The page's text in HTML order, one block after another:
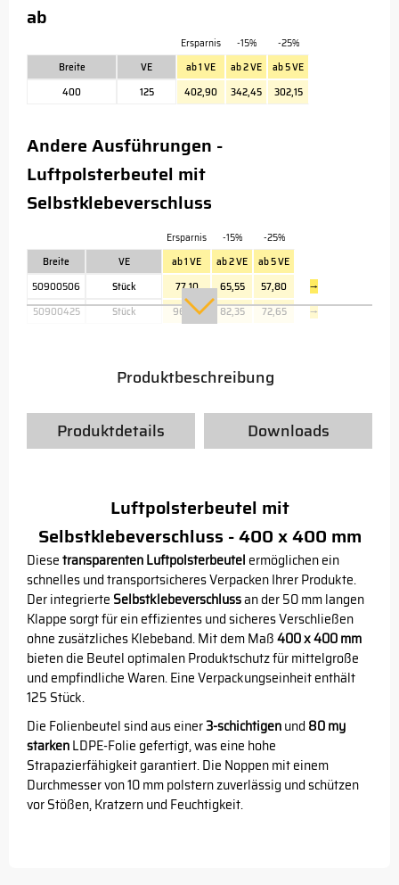
ab
Ersparnis -15%
-25%
Breite
VE ab 1 VE ab 2 VE
ab 5 VE
400
125 402,90 342,45 302,15
Andere Ausführungen -
Luftpolsterbeutel mit
Selbstklebeverschluss
Ersparnis -15%
-25%
Breite
VE ab 1 VE ab 2 VE
ab 5 VE
50900506
Stück 77,10 65,55 57,80
→
50900425
Stück 96,90 82,35 72,65 →
Produktbeschreibung
Produktdetails Downloads
Luftpolsterbeutel mit
Selbstklebeverschluss - 400 x 400 mm
Diesetransparenten Luftpolsterbeutel ermöglichen ein
schnelles und transportsicheres Verpacken Ihrer Produkte.
Der integrierte Selbstklebeverschlussan der 50 mm langen
Klappe sorgt für ein effizientes und sicheres Verschließen
ohne zusätzliches Klebeband. Mit dem Maß400 x 400 mm
bieten die Beutel optimalen Produktschutz für mittelgroße
und empfindliche Waren. Eine Verpackungseinheit enthält
125 Stück.
Die Folienbeutel sind aus einer3-schichtigenund 80 my
starkenLDPE-Folie gefertigt, was eine hohe
Strapazierfähigkeit garantiert. Die Noppen mit einem
Durchmesser von 10 mm polstern zuverlässig und schützen
vor Stößen, Kratzern und Feuchtigkeit.